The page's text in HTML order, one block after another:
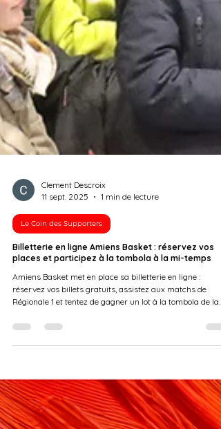
11 sept. 2025
1 min de lecture
Le Coin des Supporters
Billetterie en ligne Amiens Basket : réservez vos
places et participez à la tombola à la mi-temps
Amiens Basket met en place sa billetterie en ligne :
Régionale 1 et tentez de gagner un lot à la tombola de la